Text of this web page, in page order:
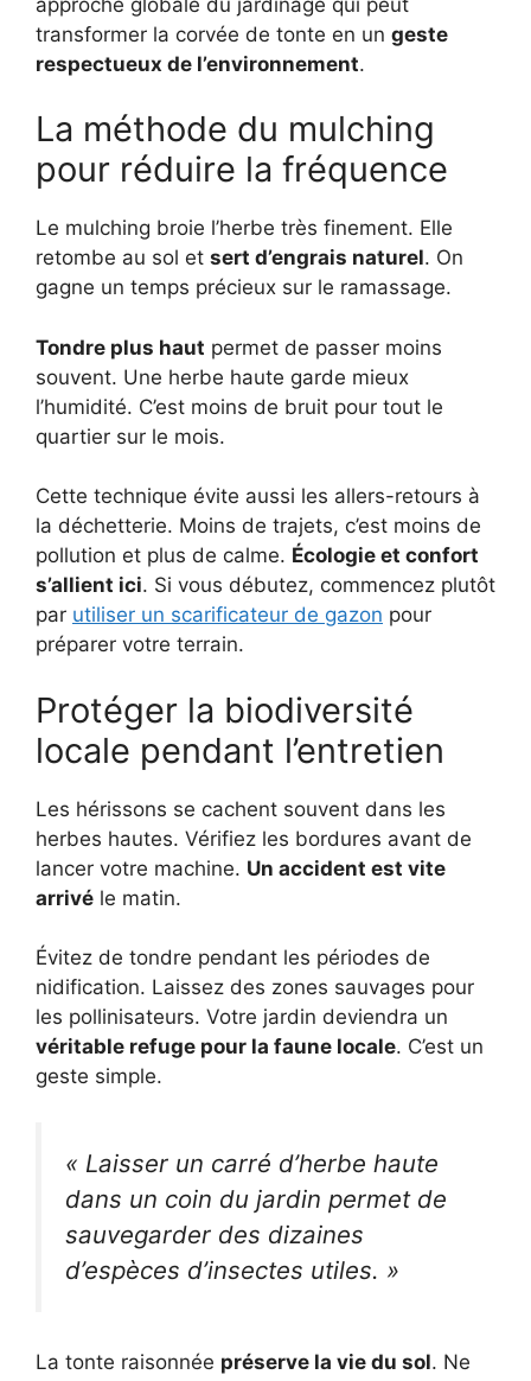
transformer la corvée de tonte en un geste
respectueux de l’environnement.
La méthode du mulching
pour réduire la fréquence
Le mulching broie l’herbe très finement. Elle
retombe au sol et sert d’engrais naturel. On
gagne un temps précieux sur le ramassage.
Tondre plus haut permet de passer moins
souvent. Une herbe haute garde mieux
l’humidité. C’est moins de bruit pour tout le
quartier sur le mois.
Cette technique évite aussi les allers-retours à
la déchetterie. Moins de trajets, c’est moins de
pollution et plus de calme. Écologie et confort
s’allient ici. Si vous débutez, commencez plutôt
par utiliser un scarificateur de gazon pour
préparer votre terrain.
Protéger la biodiversité
locale pendant l’entretien
Les hérissons se cachent souvent dans les
herbes hautes. Vérifiez les bordures avant de
lancer votre machine. Un accident est vite
arrivé le matin.
Évitez de tondre pendant les périodes de
nidification. Laissez des zones sauvages pour
les pollinisateurs. Votre jardin deviendra un
véritable refuge pour la faune locale. C’est un
geste simple.
« Laisser un carré d’herbe haute
dans un coin du jardin permet de
sauvegarder des dizaines
d’espèces d’insectes utiles. »
La tonte raisonnée préserve la vie du sol. Ne